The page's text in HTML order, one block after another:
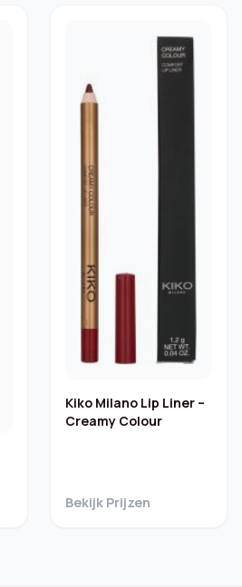
Kiko Milano Lip Liner –
Creamy Colour
Bekijk Prijzen